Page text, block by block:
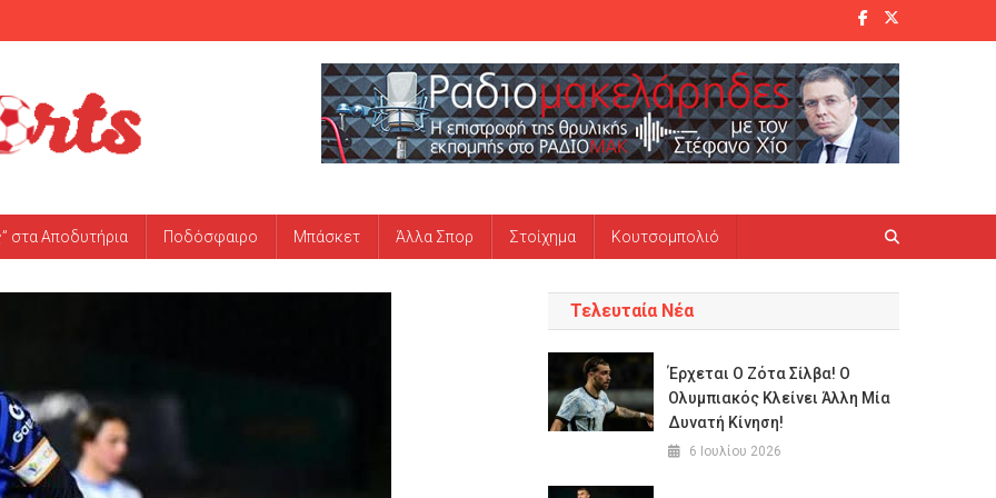
στα Αποδυτήρια Ποδόσφαιρο Μπάσκετ Άλλα Σπορ Στοίχημα Κουτσομπολιό
Τελευταία Νέα
Έρχεται Ο Ζότα Σίλβα! Ο
Oλυμπιακός Κλείνει Άλλη Μία
Δυνατή Κίνηση!
6 Ιουλίου 2026